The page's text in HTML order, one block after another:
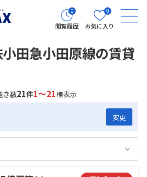
0
閲覧履歴
0
お気に入り
田急小田原線の賃貸
き数21件1～21棟表示
変更